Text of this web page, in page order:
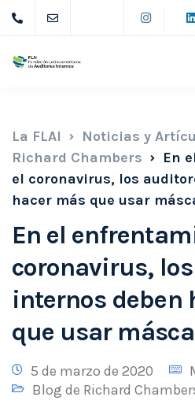
La FLAI Noticias y
Richard Chambers
En
el coronavirus, los
hacer más que usar
En el
coronavirus,
internos deben
que usar
5 de marzo de 2020
Blog de Richard